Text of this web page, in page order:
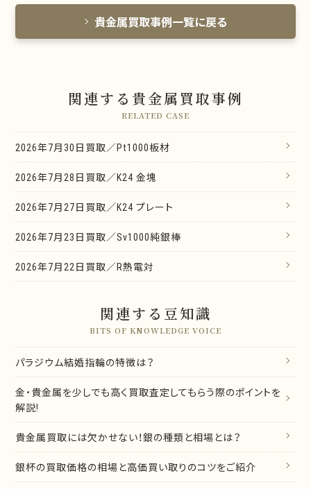
貴金属買取事例一覧に戻る
関連する貴金属買取事例
RELATED CASE
2026年7月30日買取／Pt1000板材
2026年7月28日買取／K24 金塊
2026年7月27日買取／K24 プレート
2026年7月23日買取／Sv1000純銀棒
2026年7月22日買取／R熱電対
関連する豆知識
BITS OF KNOWLEDGE VOICE
パラジウム結婚指輪の特徴は？
金・貴金属を少しでも高く買取査定してもらう際のポイントを
解説!
貴金属買取には欠かせない！銀の種類と相場とは？
銀杯の買取価格の相場と高価買い取りのコツをご紹介